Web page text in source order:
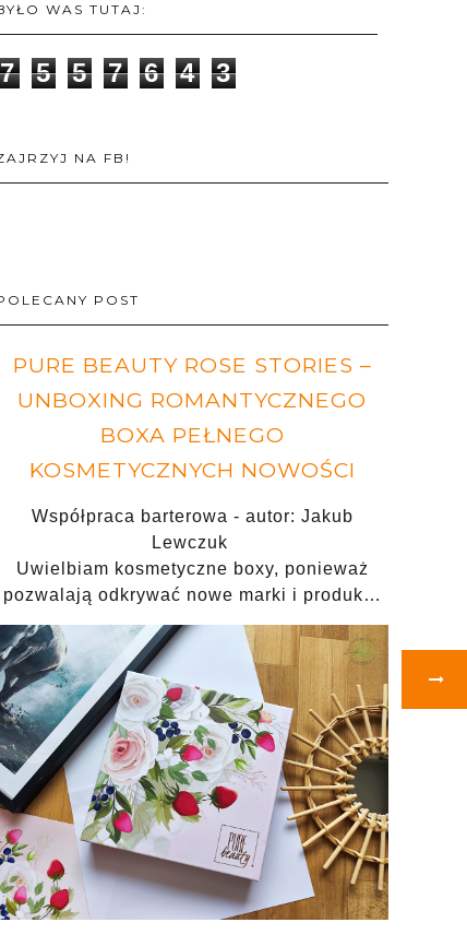
WAS TUTAJ:
7 5 5 7 6 4 3
NA FB!
POST
PURE BEAUTY ROSE STORIES –
UNBOXING ROMANTYCZNEGO
BOXA PEŁNEGO
KOSMETYCZNYCH NOWOŚCI
Współpraca barterowa - autor: Jakub
Lewczuk
Uwielbiam kosmetyczne boxy, ponieważ
pozwalają odkrywać nowe marki i produk…